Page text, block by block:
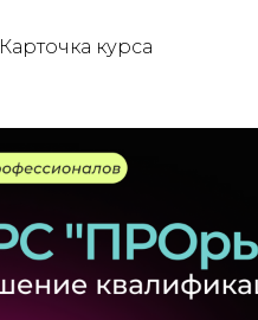
Карточка курса